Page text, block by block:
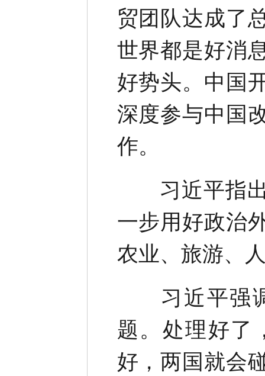
贸团队达成了
世界都是好消
好势头。中国
深度参与中国
作。
习近平指出
一步用好政治
农业、旅游、
习近平强调
题。处理好了
好，两国就会